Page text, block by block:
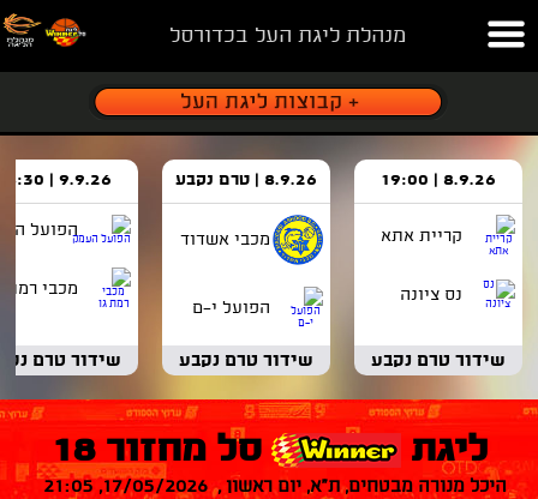
מנהלת ליגת העל בכדורסל
8.9.26 | 19:00
קריית אתא
נס ציונה
שידור טרם נקבע
8.9.26 | טרם נקבע
מכבי אשדוד
הפועל י-ם
שידור טרם נקבע
9.9.26 | 18:30
הפועל
מכבי רמת
שידור טרם
ליגת סל מחזור 18
היכל מנורה מבטחים, ת"א, יום ראשון , 17/05/2026, 21:05